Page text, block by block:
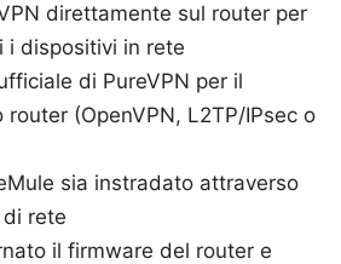
direttamente sul router per
i dispositivi in rete
di PureVPN per il
(OpenVPN, L2TP/IPsec o
sia instradato attraverso
di rete
il firmware del router e